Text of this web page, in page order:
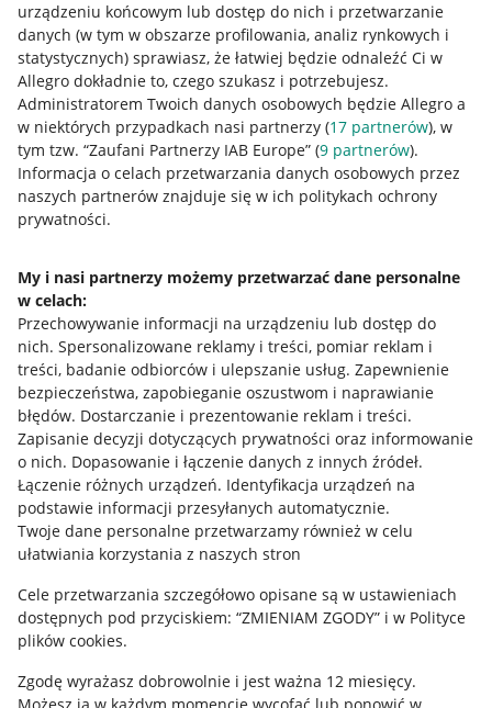
urządzeniu końcowym lub dostęp do nich i przetwarzanie
danych (w tym w obszarze profilowania, analiz rynkowych i
statystycznych) sprawiasz, że łatwiej będzie odnaleźć Ci w
Allegro dokładnie to, czego szukasz i potrzebujesz.
Administratorem Twoich danych osobowych będzie Allegro a
w niektórych przypadkach nasi partnerzy (17 partnerów), w
tym tzw. “Zaufani Partnerzy IAB Europe” (9 partnerów).
Informacja o celach przetwarzania danych osobowych przez
naszych partnerów znajduje się w ich politykach ochrony
prywatności.
My i nasi partnerzy możemy przetwarzać dane personalne
w celach:
Przechowywanie informacji na urządzeniu lub dostęp do
nich. Spersonalizowane reklamy i treści, pomiar reklam i
treści, badanie odbiorców i ulepszanie usług. Zapewnienie
bezpieczeństwa, zapobieganie oszustwom i naprawianie
błędów. Dostarczanie i prezentowanie reklam i treści.
Zapisanie decyzji dotyczących prywatności oraz informowanie
o nich. Dopasowanie i łączenie danych z innych źródeł.
Łączenie różnych urządzeń. Identyfikacja urządzeń na
podstawie informacji przesyłanych automatycznie.
Twoje dane personalne przetwarzamy również w celu
ułatwiania korzystania z naszych stron
Cele przetwarzania szczegółowo opisane są w ustawieniach
dostępnych pod przyciskiem: “ZMIENIAM ZGODY” i w Polityce
plików cookies.
Zgodę wyrażasz dobrowolnie i jest ważna 12 miesięcy.
Przydatne informacje
Jak to działa
Allegro Gadane dla sprzedających
Allegro Gadane dla kupujących
Mapa miejscowości
Informacje prawne
Regulamin
Polityka plików "cookies"
Ustawienia plików "cookies"
Udostępnianie lokalizacji
Informacje dla Aktu o Usługach Cyfrowych
Pobierz aplikację